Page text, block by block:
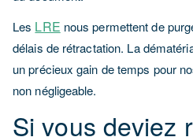
Les LRE nous permettent de
délais de rétractation. La
un précieux gain de temps pour
non négligeable.
Si vous deviez